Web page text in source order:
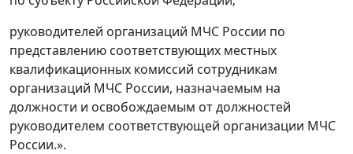
руководителей организаций МЧС России по
представлению соответствующих местных
квалификационных комиссий сотрудникам
организаций МЧС России, назначаемым на
должности и освобождаемым от должностей
руководителем соответствующей организации МЧС
России.».